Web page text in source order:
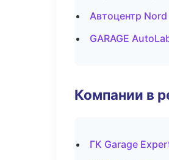
Автоцентр
GARAGE
Компании в
ГК Garage